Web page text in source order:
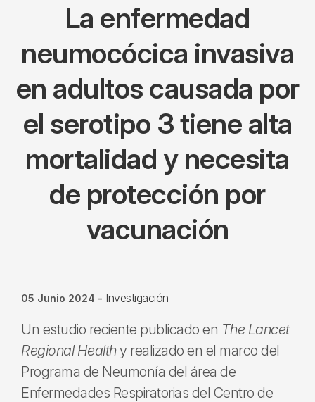
La enfermedad
neumocócica invasiva
en adultos causada por
el serotipo 3 tiene alta
mortalidad y necesita
de protección por
vacunación
05 Junio 2024 - Investigación
Un estudio reciente publicado en The Lancet
Regional Healthy realizado en el marco del
Programa de Neumonía del área de
Enfermedades Respiratorias del Centro de